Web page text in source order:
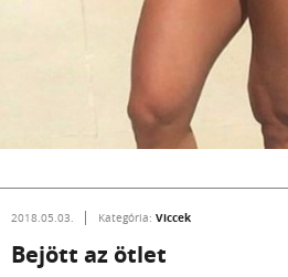
2018.05.03. Kategória: Viccek
Bejött az ötlet